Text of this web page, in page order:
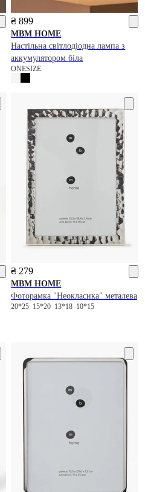
₴ 899
MBM HOME
Настільна світлодіодна лампа з
аккумулятором біла
ONESIZE
₴ 279
MBM HOME
Фоторамка "Неокласика" металева
20*25 15*20 13*18 10*15